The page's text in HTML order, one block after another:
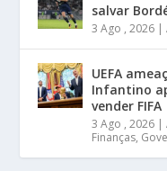
salvar
3 Ago , 2026 |
UEFA
Infantino
vender FIFA
3 Ago , 2026 |
Finanças,